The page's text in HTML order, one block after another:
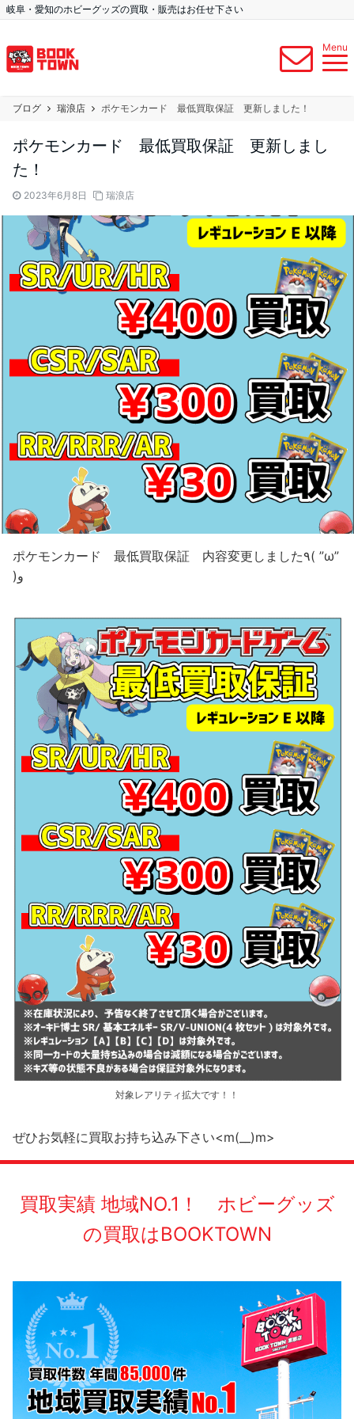
岐阜・愛知のホビーグッズの買取・販売はお任せ下さい
Menu
ブログ 瑞浪店 ポケモンカード 最低買取保証 更新しました！
ポケモンカード 最低買取保証 更新しまし
た！
2023年6月8日 瑞浪店
ポケモンカード 最低買取保証 内容変更しました٩( ”ω”
)و
対象レアリティ拡大です！！
ぜひお気軽に買取お持ち込み下さい<m(__)m>
買取実績 地域NO.1！ ホビーグッズ
の買取はBOOKTOWN